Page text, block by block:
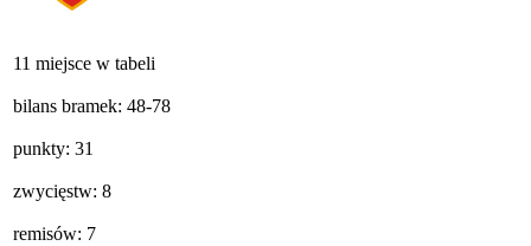
11 miejsce w tabeli
bilans bramek: 48-78
punkty: 31
zwycięstw: 8
remisów: 7